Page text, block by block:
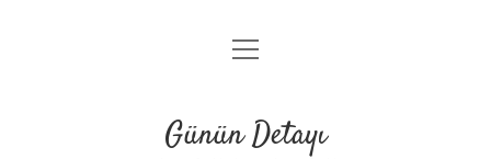
Anasayfa
menüyü
Günün Detayı